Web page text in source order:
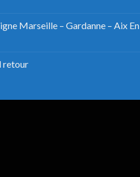
Marseille – Gardanne – Aix En
retour